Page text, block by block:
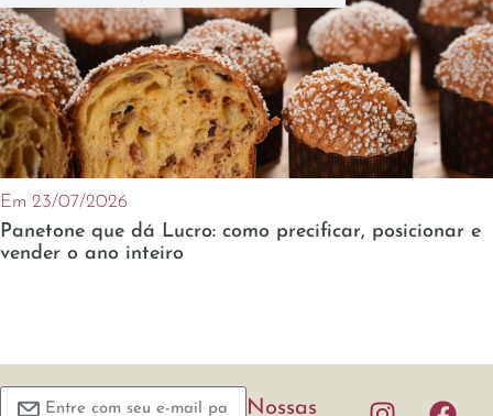
Em 23/07/2026
Panetone que dá Lucro: como precificar, posicionar e
vender o ano inteiro
Nossas